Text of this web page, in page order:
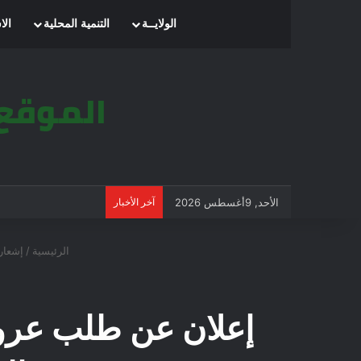
الرئيسيةالولايــة التنمية المحلية
الأحد, 9أغسطس 2026 آخر الأخبار
الرئيسية /